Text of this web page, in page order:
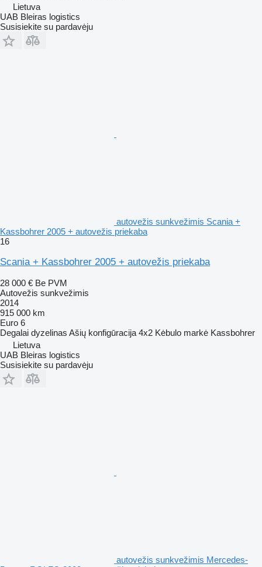
Lietuva
UAB Bleiras logistics
Susisiekite su pardavėju
autovežis sunkvežimis Scania +
Kassbohrer 2005 + autovežis priekaba
16
Scania + Kassbohrer 2005 + autovežis priekaba
28 000 € Be PVM
Autovežis sunkvežimis
2014
915 000 km
Euro 6
Degalai dyzelinas Ašių konfigūracija 4x2 Kėbulo markė Kassbohrer
Lietuva
UAB Bleiras logistics
Susisiekite su pardavėju
autovežis sunkvežimis Mercedes-